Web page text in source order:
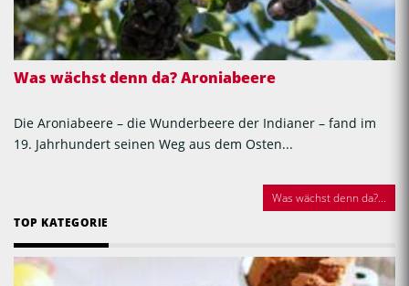
Was wächst denn da? Aroniabeere
Die Aroniabeere – die Wunderbeere der Indianer – fand im
19. Jahrhundert seinen Weg aus dem Osten...
Was wächst denn da?...
TOP KATEGORIE